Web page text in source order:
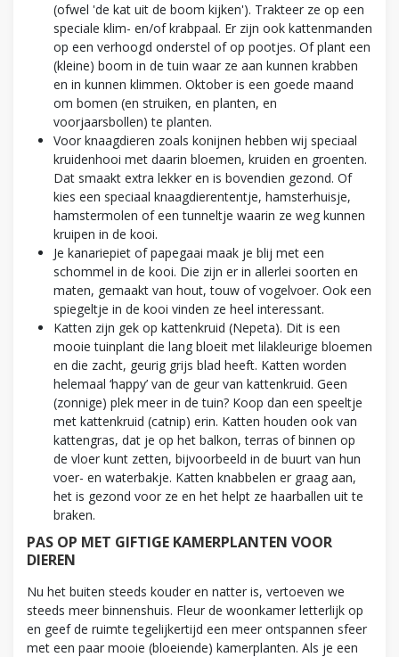
(ofwel 'de kat uit de boom kijken'). Trakteer ze op een
speciale klim- en/of krabpaal. Er zijn ook kattenmanden
op een verhoogd onderstel of op pootjes. Of plant een
(kleine) boom in de tuin waar ze aan kunnen krabben
en in kunnen klimmen. Oktober is een goede maand
om bomen (en struiken, en planten, en
voorjaarsbollen) te planten.
Voor knaagdieren zoals konijnen hebben wij speciaal
kruidenhooi met daarin bloemen, kruiden en groenten.
Dat smaakt extra lekker en is bovendien gezond. Of
kies een speciaal knaagdierententje, hamsterhuisje,
hamstermolen of een tunneltje waarin ze weg kunnen
kruipen in de kooi.
Je kanariepiet of papegaai maak je blij met een
schommel in de kooi. Die zijn er in allerlei soorten en
maten, gemaakt van hout, touw of vogelvoer. Ook een
spiegeltje in de kooi vinden ze heel interessant.
Katten zijn gek op kattenkruid (Nepeta). Dit is een
mooie tuinplant die lang bloeit met lilakleurige bloemen
en die zacht, geurig grijs blad heeft. Katten worden
helemaal ‘happy’ van de geur van kattenkruid. Geen
(zonnige) plek meer in de tuin? Koop dan een speeltje
met kattenkruid (catnip) erin. Katten houden ook van
kattengras, dat je op het balkon, terras of binnen op
de vloer kunt zetten, bijvoorbeeld in de buurt van hun
voer- en waterbakje. Katten knabbelen er graag aan,
het is gezond voor ze en het helpt ze haarballen uit te
braken.
PAS OP MET GIFTIGE KAMERPLANTEN VOOR
DIEREN
Nu het buiten steeds kouder en natter is, vertoeven we
steeds meer binnenshuis. Fleur de woonkamer letterlijk op
en geef de ruimte tegelijkertijd een meer ontspannen sfeer
met een paar mooie (bloeiende) kamerplanten. Als je een